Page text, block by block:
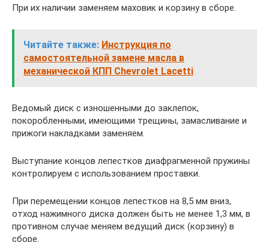
При их наличии заменяем маховик и корзину в сборе.
Читайте также: Инструкция по
самостоятельной замене масла в
механической КПП Chevrolet Lacetti
Ведомый диск с изношенными до заклепок,
покоробленными, имеющими трещины, замасливание и
прижоги накладками заменяем.
Выступание концов лепестков диафрагменной пружины
контролируем с использованием проставки.
При перемещении концов лепестков на 8,5 мм вниз,
отход нажимного диска должен быть не менее 1,3 мм, в
противном случае меняем ведущий диск (корзину) в
сборе.